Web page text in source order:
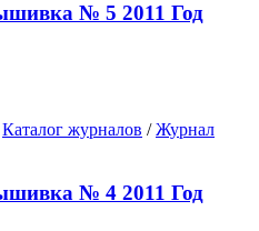
№ 5 2011 Год
Каталог журналов /Журнал
№ 4 2011 Год